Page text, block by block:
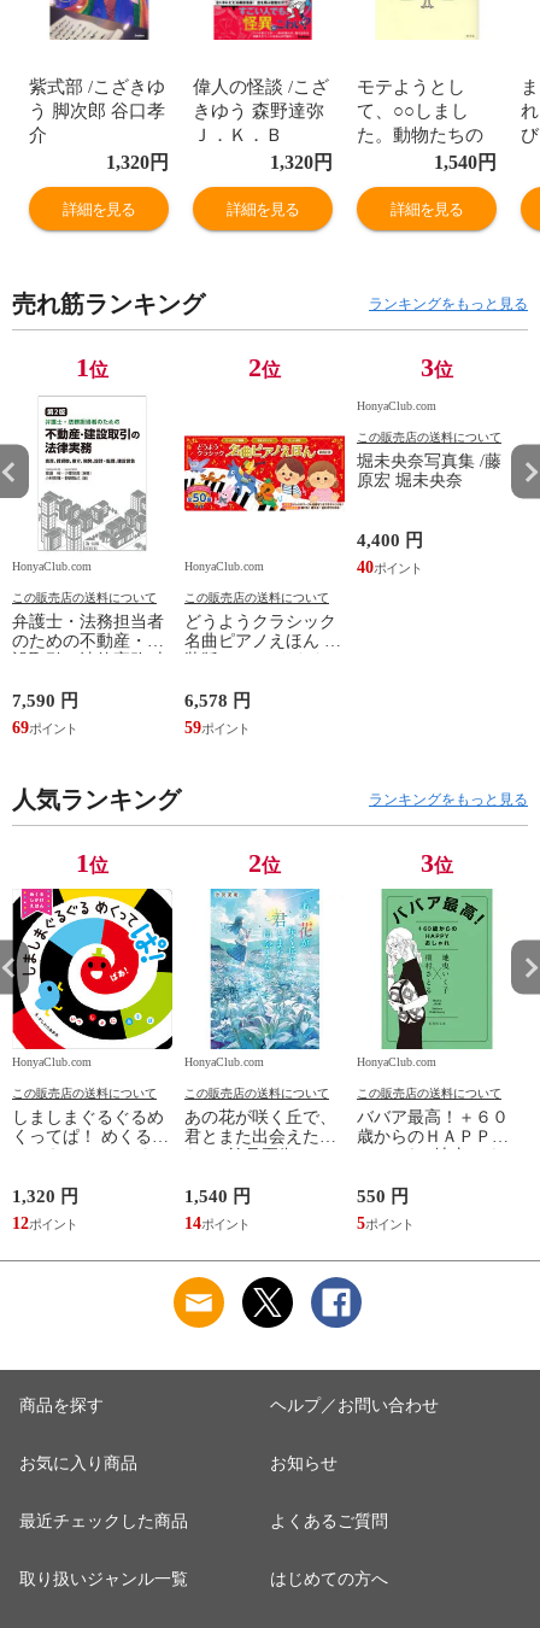
紫式部 /こざきゆ
う 脚次郎 谷口孝
介
1,320円
詳細を見る
偉人の怪談 /こざ
きゆう 森野達弥
Ｊ．Ｋ．Ｂ
1,320円
詳細を見る
モテようとし
て、○○しまし
た。動物たちの
奇妙な求愛図鑑 /
こざきゆう 今泉
忠明
1,540円
詳細を見る
売れ筋ランキング ランキングをもっと見る
1位
HonyaClub.com
この販売店の送料について
弁護士・法務担当者
のための不動産・建
開発、設計・監理、
建設請負 第２版 /富
田裕 小里佳嵩
7,590 円
69
2位
HonyaClub.com
この販売店の送料について
どうようクラシック
名曲ピアノえほん 新
ワシマミワコ
6,578 円
59
3位
HonyaClub.com
この販売店の送料について
堀未央奈写真集 /藤
原宏 堀未央奈
4,400 円
40
人気ランキング ランキングをもっと見る
1位
HonyaClub.com
この販売店の送料について
しましまぐるぐるめ
くってぱ！ めくるし
1,320 円
12
2位
HonyaClub.com
この販売店の送料について
あの花が咲く丘で、
君とまた出会えた
1,540 円
14
3位
HonyaClub.com
この販売店の送料について
ババア最高！＋６０
歳からのＨＡＰＰＹ
550 円
5
商品を探す
お気に入り商品
最近チェックした商品
取り扱いジャンル一覧
ヘルプ／お問い合わせ
お知らせ
よくあるご質問
はじめての方へ